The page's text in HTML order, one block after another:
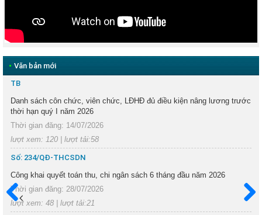
Sau
Trước
• Văn bản mới
TB
Danh sách côn chức, viên chức, LĐHĐ đủ điều kiện nâng lương trước
thời hạn quý I năm 2026
Thời gian đăng: 14/07/2026
lượt xem: 120 | lượt tải:58
Số: 234/QĐ-THCSDN
Công khai quyết toán thu, chi ngân sách 6 tháng đầu năm 2026
Thời gian đăng: 28/07/2026
lượt xem: 48 | lượt tải:21